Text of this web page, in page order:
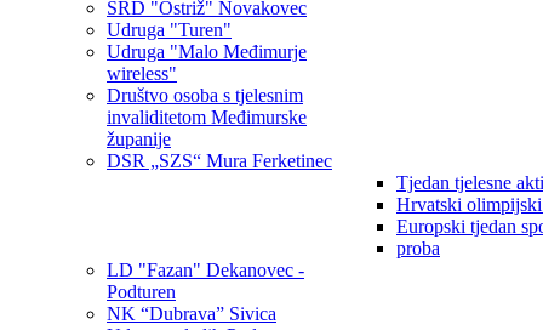
SRD "Ostriž" Novakovec
Udruga "Turen"
Udruga "Malo Međimurje
wireless"
Društvo osoba s tjelesnim
invaliditetom Međimurske
županije
DSR „SZS“ Mura Ferketinec
Tjedan tjelesne
Hrvatski
Europski tjedan
proba
LD "Fazan" Dekanovec -
Podturen
NK “Dubrava” Sivica